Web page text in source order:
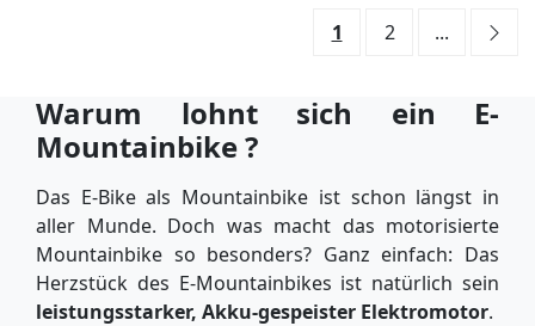
1 2 ...
Warum lohnt sich ein E-
Mountainbike ?
Das E-Bike als Mountainbike ist schon längst in
aller Munde. Doch was macht das motorisierte
Mountainbike so besonders? Ganz einfach: Das
Herzstück des E-Mountainbikes ist natürlich sein
leistungsstarker, Akku-gespeister Elektromotor.